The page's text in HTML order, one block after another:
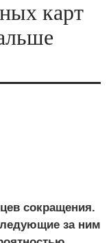
карт
сокращения.
за ним